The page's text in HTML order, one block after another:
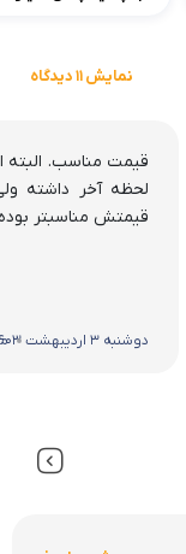
نمایش 11 دیدگاه
قیمت مناسب. البته
لحظه آخر داشته
قیمتش مناسبتر
دوشنبه 3 اردیبهشت 1403